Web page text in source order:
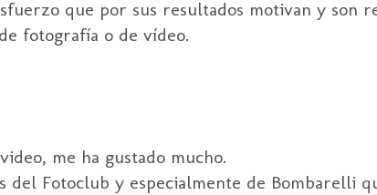
que por sus resultados motivan y son
fotografía o de vídeo.
me ha gustado mucho.
del Fotoclub y especialmente de Bombarelli